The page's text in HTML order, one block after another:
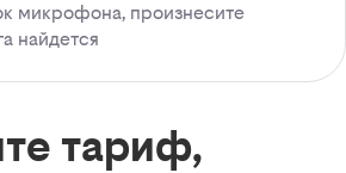
микрофона, произнесите
найдется
тариф,